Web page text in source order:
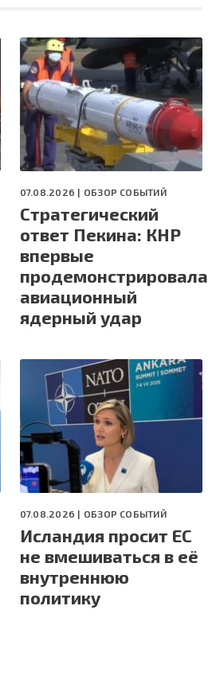
07.08.2026 | ОБЗОР СОБЫТИЙ
Стратегический
ответ Пекина: КНР
впервые
продемонстрировала
авиационный
ядерный удар
07.08.2026 | ОБЗОР СОБЫТИЙ
Исландия просит ЕС
не вмешиваться в её
внутреннюю
политику